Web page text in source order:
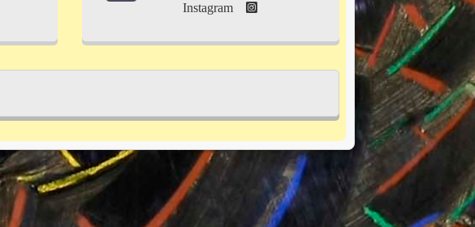
Instagram